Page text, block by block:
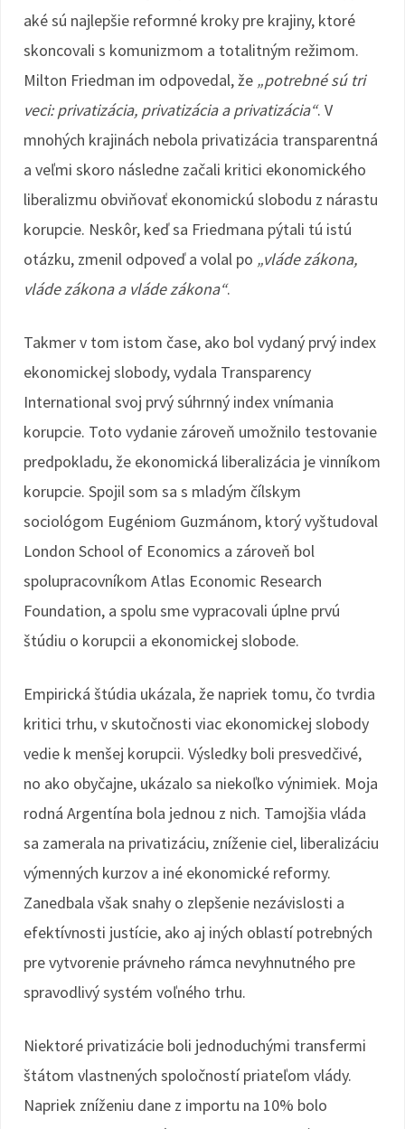
aké sú najlepšie reformné kroky pre krajiny, ktoré
skoncovali s komunizmom a totalitným režimom.
Milton Friedman im odpovedal, že „potrebné sú tri
veci: privatizácia, privatizácia a privatizácia“. V
mnohých krajinách nebola privatizácia transparentná
a veľmi skoro následne začali kritici ekonomického
liberalizmu obviňovať ekonomickú slobodu z nárastu
korupcie. Neskôr, keď sa Friedmana pýtali tú istú
otázku, zmenil odpoveď a volal po „vláde zákona,
vláde zákona a vláde zákona“.
Takmer v tom istom čase, ako bol vydaný prvý index
ekonomickej slobody, vydala Transparency
International svoj prvý súhrnný index vnímania
korupcie. Toto vydanie zároveň umožnilo testovanie
predpokladu, že ekonomická liberalizácia je vinníkom
korupcie. Spojil som sa s mladým čílskym
sociológom Eugéniom Guzmánom, ktorý vyštudoval
London School of Economics a zároveň bol
spolupracovníkom Atlas Economic Research
Foundation, a spolu sme vypracovali úplne prvú
štúdiu o korupcii a ekonomickej slobode.
Empirická štúdia ukázala, že napriek tomu, čo tvrdia
kritici trhu, v skutočnosti viac ekonomickej slobody
vedie k menšej korupcii. Výsledky boli presvedčivé,
no ako obyčajne, ukázalo sa niekoľko výnimiek. Moja
rodná Argentína bola jednou z nich. Tamojšia vláda
sa zamerala na privatizáciu, zníženie ciel, liberalizáciu
výmenných kurzov a iné ekonomické reformy.
Zanedbala však snahy o zlepšenie nezávislosti a
efektívnosti justície, ako aj iných oblastí potrebných
pre vytvorenie právneho rámca nevyhnutného pre
spravodlivý systém voľného trhu.
Niektoré privatizácie boli jednoduchými transfermi
štátom vlastnených spoločností priateľom vlády.
Napriek zníženiu dane z importu na 10% bolo